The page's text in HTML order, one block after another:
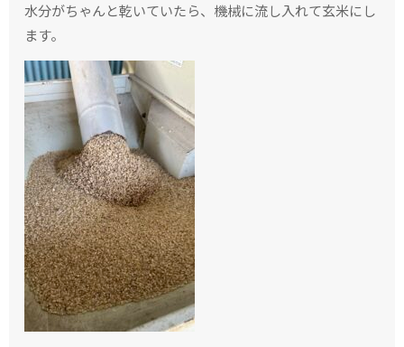
水分がちゃんと乾いていたら、機械に流し入れて玄米にし
ます。